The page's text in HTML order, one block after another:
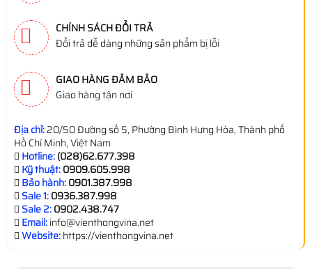
CHÍNH SÁCH ĐỔI TRẢ
Đổi trả dễ dàng những sản phẩm bị lỗi
GIAO HÀNG ĐẢM BẢO
Giao hàng tận nơi
Địa chỉ:20/50 Đường số 5, Phường Bình Hưng Hòa, Thành phố
Hồ Chí Minh, Việt Nam
Hotline:(028)62.677.398
Kỹ thuật:0909.605.998
Bảo hành:0901.387.998
Sale 1:0936.387.998
Sale 2:0902.438.747
Email:info@vienthongvina.net
Website:https://vienthongvina.net